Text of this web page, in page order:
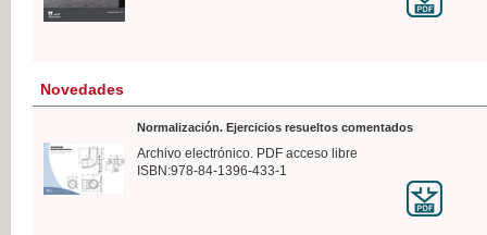
Novedades
Normalización. Ejercicios resueltos comentados
Archivo electrónico. PDF acceso libre
ISBN:978-84-1396-433-1